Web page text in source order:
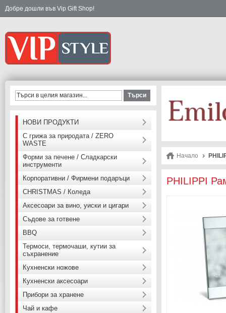
Добре дошли във Vip Gift Shop!
Начало
PHILIPPI
Търси
НОВИ ПРОДУКТИ
С грижа за природата / ZERO
WASTE
Форми за печене / Сладкарски
инструменти
Корпоративни / Фирмени подаръци
CHRISTMAS / Коледа
Аксесоари за вино, уиски и цигари
Съдове за готвене
BBQ
Термоси, термочаши, кутии за
съхранение
Кухненски ножове
Кухненски аксесоари
Прибори за хранене
Чай и кафе